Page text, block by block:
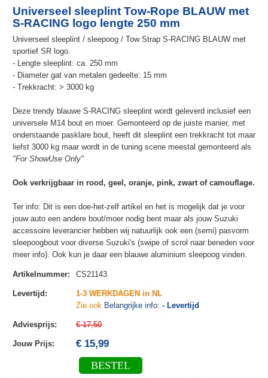
Universeel sleeplint Tow-Rope BLAUW met
S-RACING logo lengte 250 mm
Universeel sleeplint / sleepoog / Tow Strap S-RACING BLAUW met
sportief SR logo.
- Lengte sleeplint: ca. 250 mm
- Diameter gat van metalen gedeelte: 15 mm
- Trekkracht: > 3000 kg
Deze trendy blauwe S-RACING sleeplint wordt geleverd inclusief een
universele M14 bout en moer. Gemonteerd op de juiste manier, met
onderstaande pasklare bout, heeft dit sleeplint een trekkracht tot maar
liefst 3000 kg maar wordt in de tuning scene meestal gemonteerd als
"For ShowUse Only"
Ook verkrijgbaar in rood, geel, oranje, pink, zwart of camouflage.
Ter info: Dit is een doe-het-zelf artikel en het is mogelijk dat je voor
jouw auto een andere bout/moer nodig bent maar als jouw Suzuki
accessoire leverancier hebben wij natuurlijk ook een (semi) pasvorm
sleepoogbout voor diverse Suzuki's (swipe of scrol naar beneden voor
meer info). Ook kun je daar een blauwe aluminium sleepoog vinden.
Artikelnummer: CS21143
Levertijd :
1-3 WERKDAGEN in NL
Zie ook Belangrijke info: - Levertijd
Adviesprijs: € 17,50
Jouw Prijs: € 15,99
BESTEL